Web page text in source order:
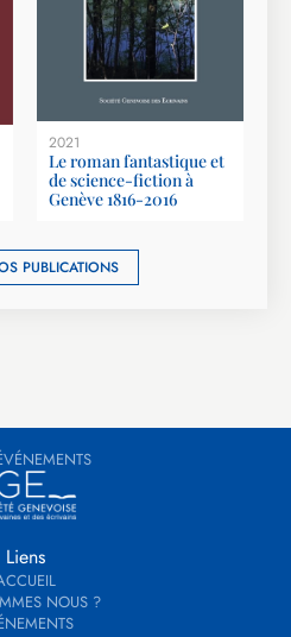
2021
Le roman fantastique et
de science-fiction à
Genève 1816-2016
PUBLICATIONS
Liens
NOUS ?